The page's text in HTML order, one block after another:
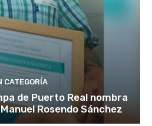
CATEGORÍA
de Puerto Real nombra
Rosendo Sánchez